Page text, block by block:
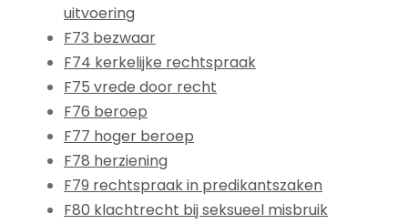
uitvoering
F73 bezwaar
F74 kerkelijke rechtspraak
F75 vrede door recht
F76 beroep
F77 hoger beroep
F78 herziening
F79 rechtspraak in predikantszaken
F80 klachtrecht bij seksueel misbruik